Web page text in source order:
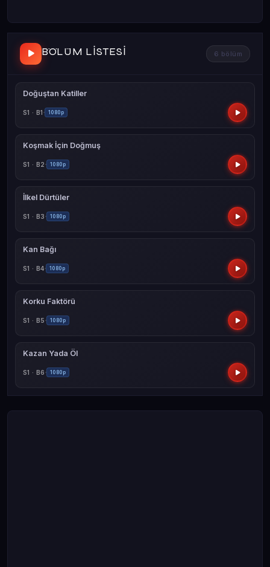
BÖLÜM LISTESI 6 bölüm
Doğuştan Katiller
S1 · B1 1080p
Koşmak İçin Doğmuş
S1 · B2 1080p
İlkel Dürtüler
S1 · B3 1080p
Kan Bağı
S1 · B4 1080p
Korku Faktörü
S1 · B5 1080p
Kazan Yada Öl
S1 · B6 1080p